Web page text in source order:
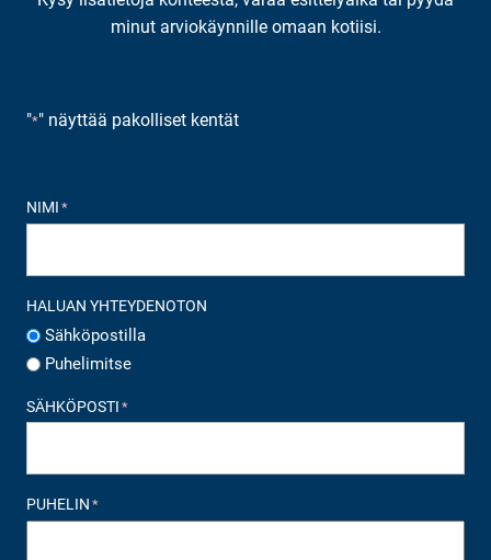
minut arviokäynnille omaan kotiisi.
"*" näyttää pakolliset kentät
NIMI *
HALUAN YHTEYDENOTON
Sähköpostilla
Puhelimitse
SÄHKÖPOSTI *
PUHELIN *